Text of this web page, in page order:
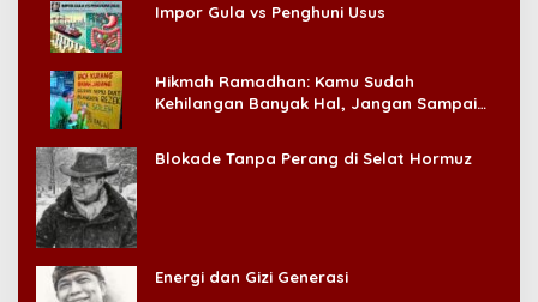
Impor Gula vs Penghuni Usus
Hikmah Ramadhan: Kamu Sudah
Kehilangan Banyak Hal, Jangan Sampai
Blokade Tanpa Perang di Selat Hormuz
Energi dan Gizi Generasi